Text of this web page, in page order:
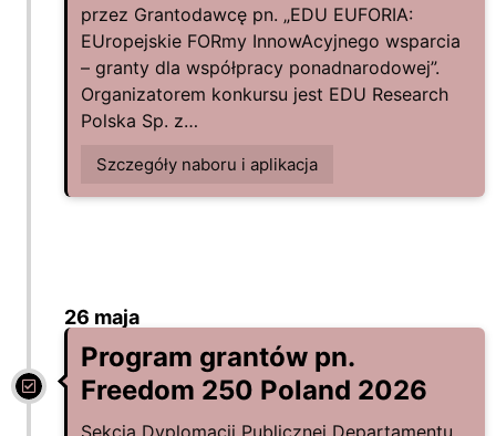
przez Grantodawcę pn. „EDU EUFORIA:
EUropejskie FORmy InnowAcyjnego wsparcia
– granty dla współpracy ponadnarodowej”.
Organizatorem konkursu jest EDU Research
Polska Sp. z…
Szczegóły naboru i aplikacja
26 maja
Program grantów pn.
Freedom 250 Poland 2026
Sekcja Dyplomacji Publicznej Departamentu